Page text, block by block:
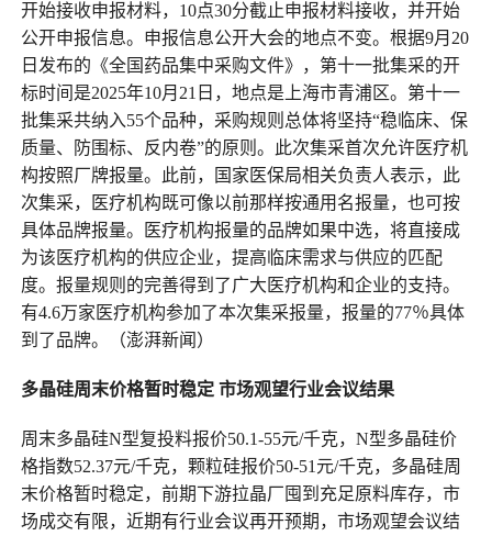
开始接收申报材料，10点30分截止申报材料接收，并开始
公开申报信息。申报信息公开大会的地点不变。根据9月20
日发布的《全国药品集中采购文件》，第十一批集采的开
标时间是2025年10月21日，地点是上海市青浦区。第十一
批集采共纳入55个品种，采购规则总体将坚持“稳临床、保
质量、防围标、反内卷”的原则。此次集采首次允许医疗机
构按照厂牌报量。此前，国家医保局相关负责人表示，此
次集采，医疗机构既可像以前那样按通用名报量，也可按
具体品牌报量。医疗机构报量的品牌如果中选，将直接成
为该医疗机构的供应企业，提高临床需求与供应的匹配
度。报量规则的完善得到了广大医疗机构和企业的支持。
有4.6万家医疗机构参加了本次集采报量，报量的77％具体
到了品牌。（澎湃新闻）
多晶硅周末价格暂时稳定 市场观望行业会议结果
周末多晶硅N型复投料报价50.1-55元/千克，N型多晶硅价
格指数52.37元/千克，颗粒硅报价50-51元/千克，多晶硅周
末价格暂时稳定，前期下游拉晶厂囤到充足原料库存，市
场成交有限，近期有行业会议再开预期，市场观望会议结